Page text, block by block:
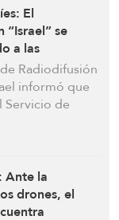
El
“Israel” se
a las
de la guerra
Radiodifusión
informó que
Servicio de
Ante la
drones, el